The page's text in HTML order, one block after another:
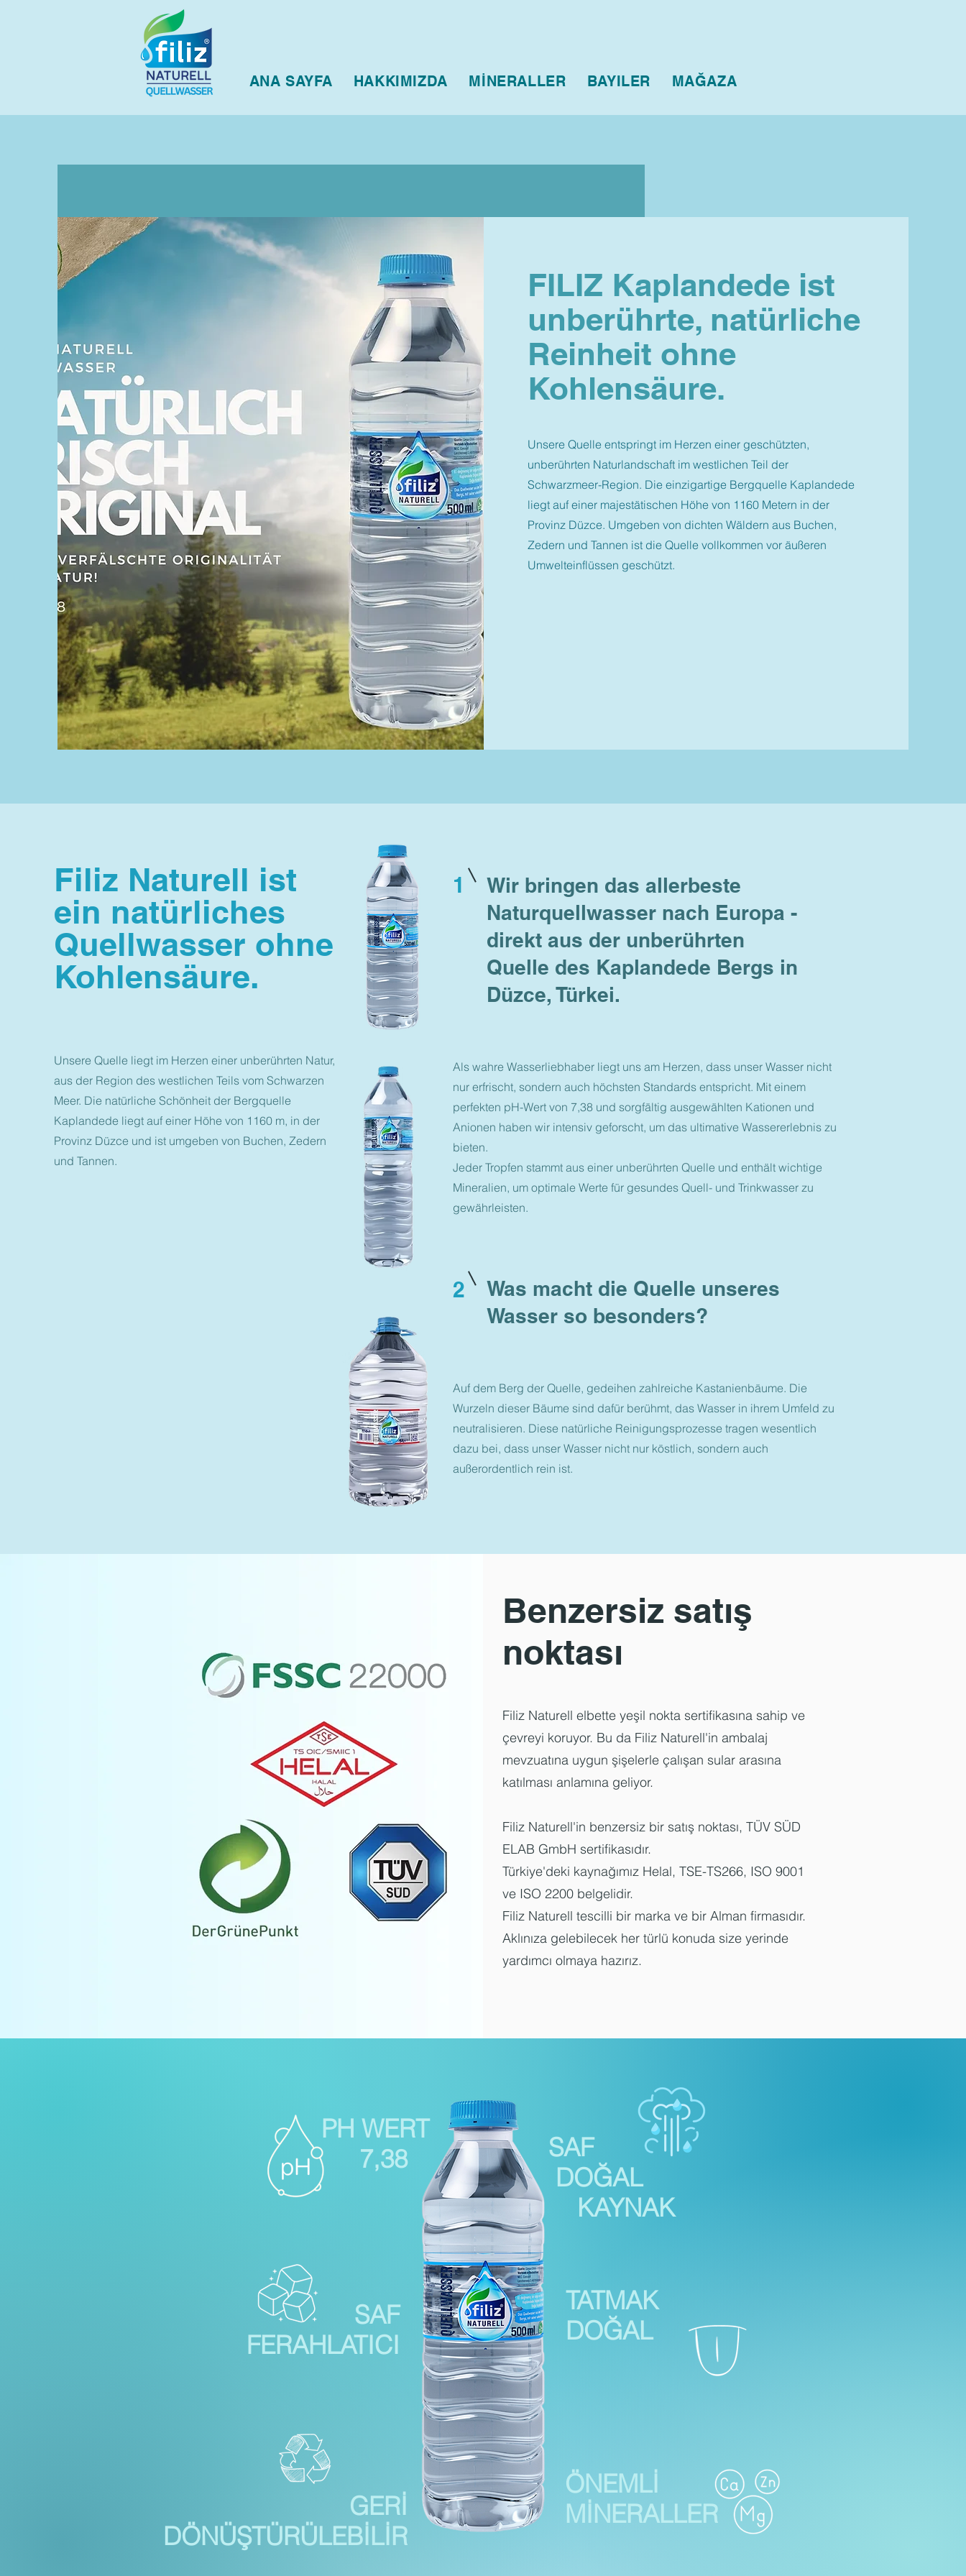
ANA SAYFA HAKKIMIZDA MİNERALLER BAYILER MAĞAZA
FILIZ Kaplandede ist
unberührte, natürliche
Reinheit ohne
Kohlensäure.
Unsere Quelle entspringt im Herzen einer geschützten,
unberührten Naturlandschaft im westlichen Teil der
Schwarzmeer-Region. Die einzigartige Bergquelle Kaplandede
liegt auf einer majestätischen Höhe von 1160 Metern in der
Provinz Düzce. Umgeben von dichten Wäldern aus Buchen,
Zedern und Tannen ist die Quelle vollkommen vor äußeren
Umwelteinflüssen geschützt.
Filiz Naturell ist
ein natürliches
Quellwasser ohne
Kohlensäure.
Unsere Quelle liegt im Herzen einer unberührten Natur,
aus der Region des westlichen Teils vom Schwarzen
Meer. Die natürliche Schönheit der Bergquelle
Kaplandede liegt auf einer Höhe von 1160 m, in der
Provinz Düzce und ist umgeben von Buchen, Zedern
und Tannen.
1
Wir bringen das allerbeste
Naturquellwasser nach Europa -
direkt aus der unberührten
Quelle des Kaplandede Bergs in
Düzce, Türkei.
Als wahre Wasserliebhaber liegt uns am Herzen, dass unser Wasser nicht
nur erfrischt, sondern auch höchsten Standards entspricht. Mit einem
perfekten pH-Wert von 7,38 und sorgfältig ausgewählten Kationen und
Anionen haben wir intensiv geforscht, um das ultimative Wassererlebnis zu
bieten.
Jeder Tropfen stammt aus einer unberührten Quelle und enthält wichtige
Mineralien, um optimale Werte für gesundes Quell- und Trinkwasser zu
gewährleisten.
2
Was macht die Quelle unseres
Wasser so besonders?
Auf dem Berg der Quelle, gedeihen zahlreiche Kastanienbäume. Die
Wurzeln dieser Bäume sind dafür berühmt, das Wasser in ihrem Umfeld zu
neutralisieren. Diese natürliche Reinigungsprozesse tragen wesentlich
dazu bei, dass unser Wasser nicht nur köstlich, sondern auch
außerordentlich rein ist.
Benzersiz satış
noktası
Filiz Naturell elbette yeşil nokta sertifikasına sahip ve
çevreyi koruyor. Bu da Filiz Naturell'in ambalaj
mevzuatına uygun şişelerle çalışan sular arasına
katılması anlamına geliyor.
Filiz Naturell'in benzersiz bir satış noktası, TÜV SÜD
ELAB GmbH sertifikasıdır.
Türkiye'deki kaynağımız Helal, TSE-TS266, ISO 9001
ve ISO 2200 belgelidir.
Filiz Naturell tescilli bir marka ve bir Alman firmasıdır.
Aklınıza gelebilecek her türlü konuda size yerinde
yardımcı olmaya hazırız.
SAF
DOĞAL
KAYNAK
TATMAK
DOĞAL
ÖNEMLİ
MİNERALLER
GERİ
DÖNÜŞTÜRÜLEBİLİR
SAF
FERAHLATICI
PH WERT
7,38